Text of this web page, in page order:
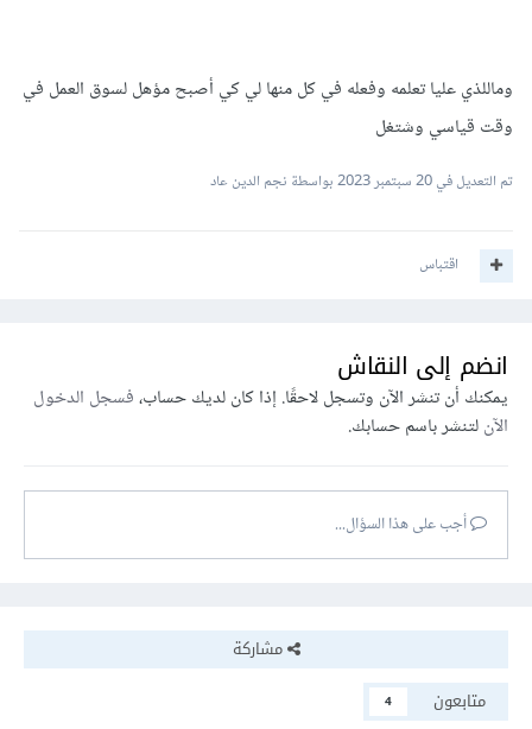
وماللذي عليا تعلمه وفعله في كل منها لي كي أصبح مؤهل لسوق العمل في
وقت قياسي وشتغل
تم التعديل في20 سبتمبر 2023 بواسطة نجم الدين عاد
اقتباس
انضم إلى النقاش
يمكنك أن تنشر الآن وتسجل لاحقًا. إذا كان لديك حساب،فسجل الدخول
الآنلتنشر باسم حسابك.
أجب على هذا السؤال...
مشاركة
متابعون
4